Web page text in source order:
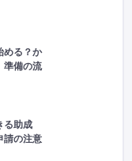
める？か
準備の流
る助成
請の注意